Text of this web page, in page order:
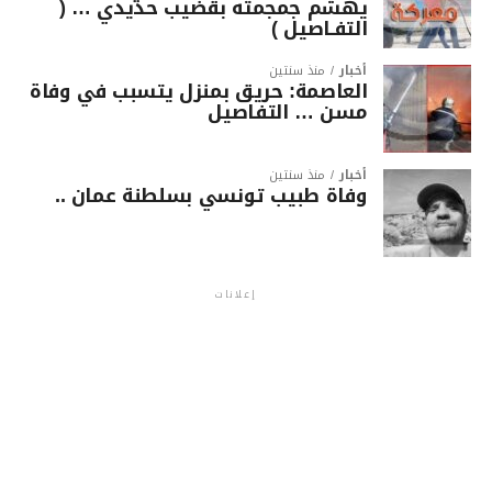
يهشّم جمجمته بقضيب حديدي … (
التفـاصيل )
أخبار منذ سنتين
العاصمة: حريق بمنزل يتسبب في وفاة
مسن … التفاصيل
أخبار منذ سنتين
وفاة طبيب تونسي بسلطنة عمان ..
إعلانات